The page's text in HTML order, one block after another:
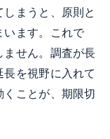
まうと、原則と
います。これで
ません。調査が長
を視野に入れて
ことが、期限切